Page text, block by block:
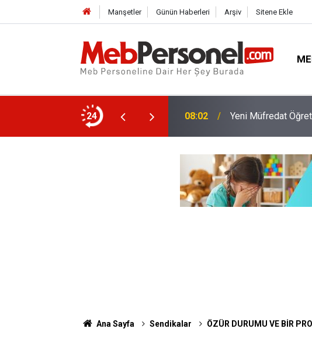
Manşetler Günün Haberleri Arşiv Sitene Ekle
24
Hangi Durumlarda Adres Şartı
08:02 Yeni Müfredat
Ana Sayfa Sendikalar ÖZÜR DURUMU VE BİR